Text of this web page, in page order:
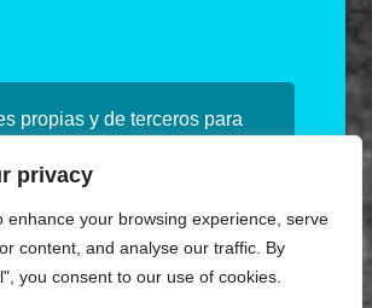
propias y de terceros para
que acepta su uso.
consulte nuestra
Política de
privacy
enhance your browsing experience, serve
content, and analyse our traffic. By
you consent to our use of cookies.